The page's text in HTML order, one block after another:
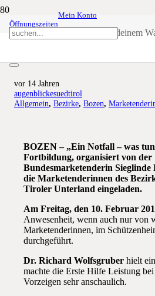
Öffnungszeiten
Mein Konto
wurde deinem
Erste Hilfe Kurs für
vor 14 Jahren
augenblickesuedtirol
Allgemein, Bezirke, Bozen,
BOZEN – „Ein Notfall – was
Fortbildung, organisiert von der
Bundesmarketenderin
die Marketenderinnen des
Tiroler Unterland eingeladen.
Am Freitag, den 10. Februar
Anwesenheit, wenn auch nur von
Marketenderinnen, im
durchgeführt.
Dr. Richard Wolfsgruber hielt
machte die Erste Hilfe Leistung
Vorzeigen sehr anschaulich.